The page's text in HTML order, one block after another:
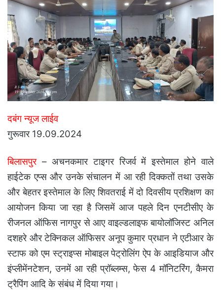
दबंग न्यूज लाईव
गुरूवार 19.09.2024
बिलासपुर– अचनकमार टाइगर रिजर्व में इस्तेमाल होने वाले
हाईटेक एप्स और उनके संचालन में आ रही दिक्कतों तथा उसके
और बेहतर इस्तेमाल के लिए शिवतराई में दो दिवसीय प्रशिक्षण का
आयोजन किया जा रहा है जिसमें आज पहले दिन एनटीसीए के
रीजनल ऑफिस नागपुर से आए वाइल्डलाइफ बायोलॉजिस्ट अनिल
दशहरे और टेक्निकल ऑफिसर अनूप कुमार प्रधान ने एटीआर के
स्टाफ को एम स्ट्राइप्स मोबाइल पेट्रोलिंग ऐप के आइडियाज और
इंप्लीमेंनटेशन, उनमें आ रही प्रॉब्लम्स, फेस 4 मॉनिटरिंग, कैमरा
ट्रैपिंग आदि के संबंध में दिया गया।